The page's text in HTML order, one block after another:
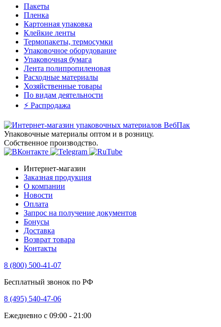
Пакеты
Пленка
Картонная упаковка
Клейкие ленты
Термопакеты, термосумки
Упаковочное оборудование
Упаковочная бумага
Лента полипропиленовая
Расходные материалы
Хозяйственные товары
По видам деятельности
⚡️ Распродажа
Упаковочные материалы оптом и в розницу.
Собственное производство.
Интернет-магазин
Заказная продукция
О компании
Новости
Оплата
Запрос на получение документов
Бонусы
Доставка
Возврат товара
Контакты
8 (800) 500-41-07
Бесплатный звонок по РФ
8 (495) 540-47-06
Ежедневно с 09:00 - 21:00